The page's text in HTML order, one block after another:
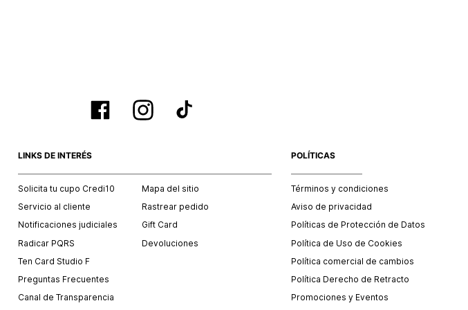
LINKS DE INTERÉS
Solicita tu cupo Credi10
Servicio al cliente
Notificaciones judiciales
Radicar PQRS
Ten Card Studio F
Preguntas Frecuentes
Canal de Transparencia
Mapa del sitio
Rastrear pedido
Gift Card
Devoluciones
POLÍTICAS
Términos y condiciones
Aviso de privacidad
Políticas de Protección de Datos
Política de Uso de Cookies
Política comercial de cambios
Política Derecho de Retracto
Promociones y Eventos